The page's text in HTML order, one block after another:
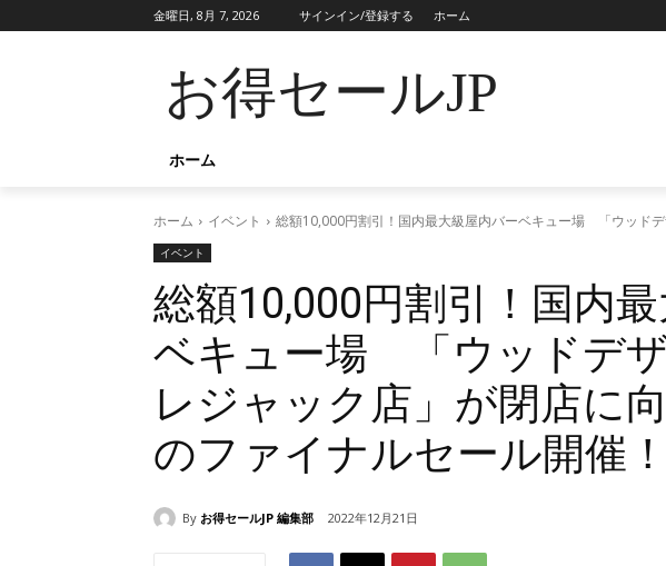
金曜日, 8月 7, 2026 サインイン/登録する ホーム
お得セールJP
ホーム
ホーム イベント 総額10,000円割引！国内最大級屋内バーベキュー場 「ウッド
イベント
総額10,000円割引！国内
ベキュー場 「ウッドデ
レジャック店」が閉店に
のファイナルセール開催！
By お得セールJP 編集部 2022年12月21日